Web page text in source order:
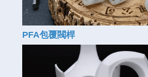
PFA包覆閥桿